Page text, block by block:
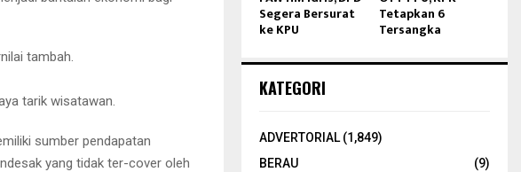
tambah.
tarik wisatawan.
sumber pendapatan
yang tidak ter-cover oleh
Segera Bersurat
ke KPU
Tetapkan 6
Tersangka
KATEGORI
ADVERTORIAL(1,849)
BERAU
(9)